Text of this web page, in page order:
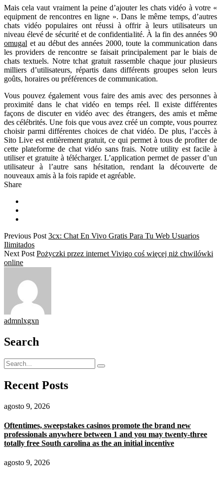
Mais cela vaut vraiment la peine d’ajouter les chats vidéo à votre «
equipment de rencontres en ligne ». Dans le même temps, d’autres
chats vidéo populaires ont réussi à offrir à leurs utilisateurs un
niveau élevé de sécurité et de confidentialité. À la fin des années 90
omugal et au début des années 2000, toute la communication dans
les providers de rencontre se faisait principalement par le biais de
chats textuels. Notre tchat gratuit rassemble chaque jour plusieurs
milliers d’utilisateurs, répartis dans différents groupes selon leurs
goûts, horaires ou préférences de communication.
Vous pouvez également vous faire des amis avec des personnes à
proximité dans le chat vidéo en temps réel. Il existe différentes
façons de discuter en vidéo avec des étrangers, des amis et même
des célébrités. Une fois que vous avez créé un compte, vous pourrez
choisir parmi différentes choices de chat vidéo. De plus, l’accès à
Sito Live est entièrement gratuit, ce qui permet à tous de profiter de
cette plateforme de chat vidéo sans frais. Notre utility est facile à
utiliser et gratuite à télécharger. L’application permet de passer d’un
utilisateur à l’autre sans hésitation, rendant la découverte de
nouveaux amis à la fois rapide et agréable.
Share
Previous Post 3cx: Chat En Vivo Gratis Para Tu Web Usuarios
Ilimitados
Next Post Pożyczki przez internet Vivigo coś więcej niż chwilówki
online
admnlxgxn
Search
Recent Posts
agosto 9, 2026
Oftentimes, sweepstakes casinos promote the brand new
professionals anywhere between 1 and you may twenty-three
totally free South carolina as the an initial incentive
agosto 9, 2026